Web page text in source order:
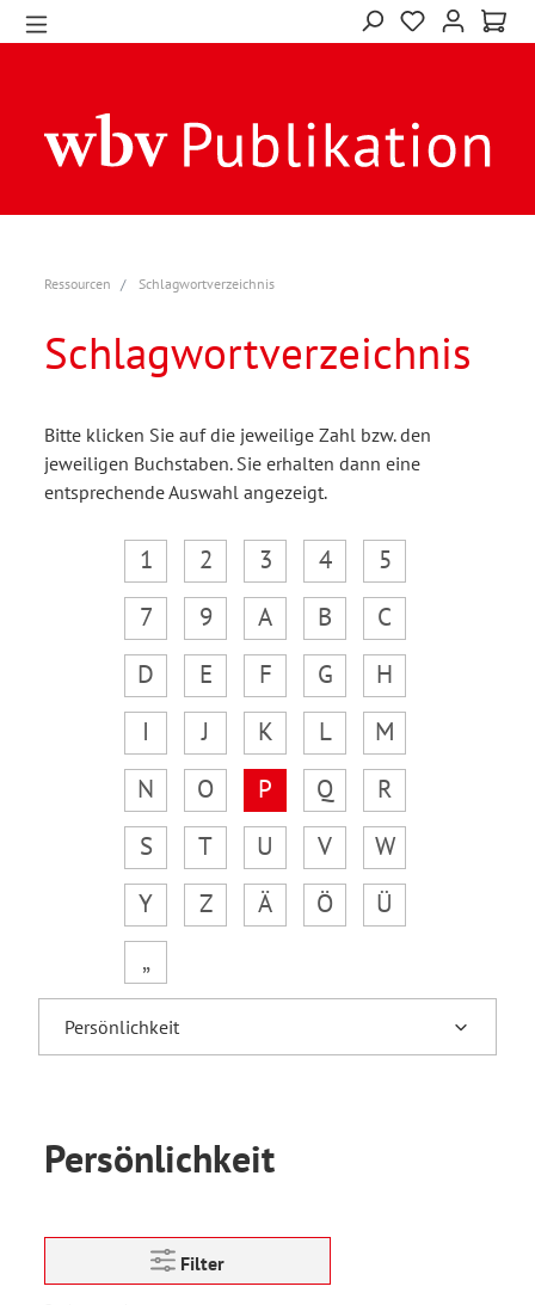
Ressourcen Schlagwortverzeichnis
Schlagwortverzeichnis
Bitte klicken Sie auf die jeweilige Zahl bzw. den
jeweiligen Buchstaben. Sie erhalten dann eine
entsprechende Auswahl angezeigt.
1 2 3 4
5
7
9 A B
C
D
E F G
H
I
J K L
M
N
O P Q
R
S
T U V
W
Y
Z Ä Ö
Ü
„
Persönlichkeit
Filter